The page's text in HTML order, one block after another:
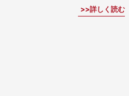
詳しく読む